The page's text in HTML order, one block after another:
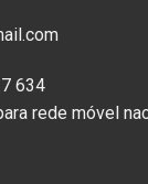
634
rede móvel